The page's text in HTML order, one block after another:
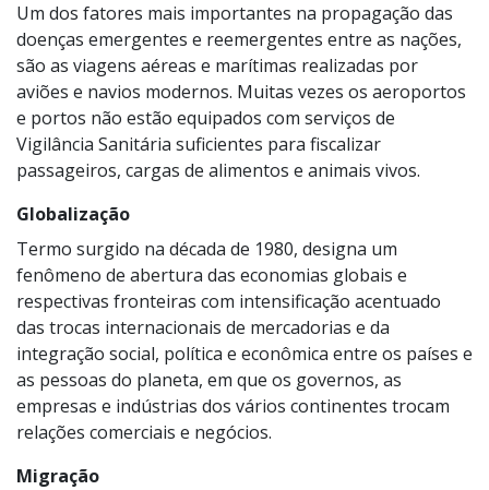
Um dos fatores mais importantes na propagação das
doenças emergentes e reemergentes entre as nações,
são as viagens aéreas e marítimas realizadas por
aviões e navios modernos. Muitas vezes os aeroportos
e portos não estão equipados com serviços de
Vigilância Sanitária suficientes para fiscalizar
passageiros, cargas de alimentos e animais vivos.
Globalização
Termo surgido na década de 1980, designa um
fenômeno de abertura das economias globais e
respectivas fronteiras com intensificação acentuado
das trocas internacionais de mercadorias e da
integração social, política e econômica entre os países e
as pessoas do planeta, em que os governos, as
empresas e indústrias dos vários continentes trocam
relações comerciais e negócios.
Migração